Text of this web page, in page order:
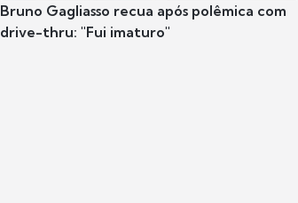
Bruno Gagliasso recua após polêmica com
drive-thru: "Fui imaturo"